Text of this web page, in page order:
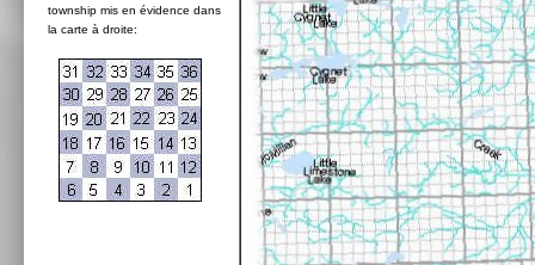
township mis en évidence dans
la carte à droite: